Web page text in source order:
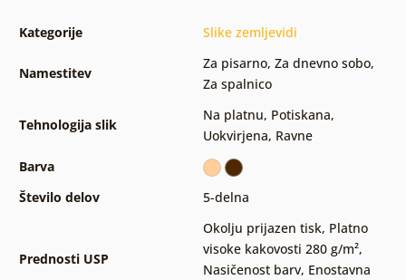
Kategorije Slike zemljevidi
Namestitev
Za pisarno, Za dnevno sobo,
Za spalnico
Tehnologija slik
Na platnu, Potiskana,
Uokvirjena, Ravne
Barva
Število delov
5-delna
Prednosti USP
Okolju prijazen tisk, Platno
visoke kakovosti 280 g/m²,
Nasičenost barv, Enostavna